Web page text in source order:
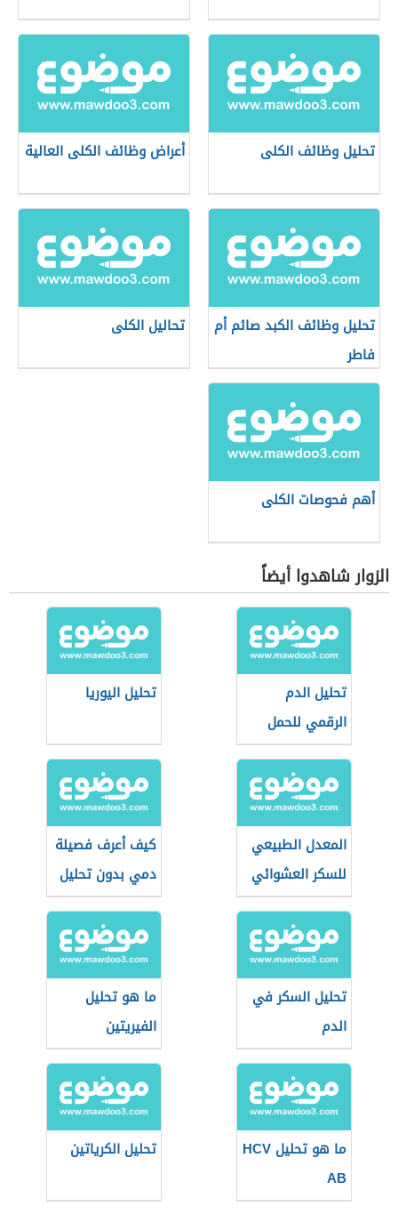
تحليل وظائف الكلى أعراض وظائف الكلى العالية
تحليل وظائف الكبد صائم أم
فاطر
تحاليل الكلى
أهم فحوصات الكلى
الزوار شاهدوا أيضاً
تحليل الدم
الرقمي للحمل
تحليل اليوريا
المعدل الطبيعي
للسكر العشوائي
كيف أعرف فصيلة
دمي بدون تحليل
تحليل السكر في
الدم
ما هو تحليل
الفيريتين
ما هو تحليل HCV
AB
تحليل الكرياتين